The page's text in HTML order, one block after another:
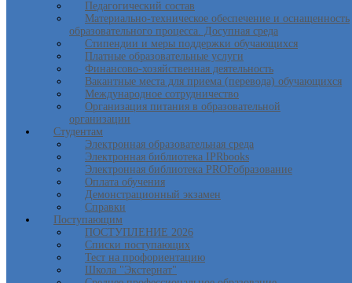
Педагогический состав
Материально-техническое обеспечение и оснащенность
образовательного процесса. Досупная среда
Стипендии и меры поддержки обучающихся
Платные образовательные услуги
Финансово-хозяйственная деятельность
Вакантные места для приема (перевода) обучающихся
Международное сотрудничество
Организация питания в образовательной
организации
Студентам
Электронная образовательная среда
Электронная библиотека IPRbooks
Электронная библиотека PROFобразование
Оплата обучения
Демонстрационный экзамен
Справки
Поступающим
ПОСТУПЛЕНИЕ 2026
Списки поступающих
Тест на профориентацию
Школа "Экстернат"